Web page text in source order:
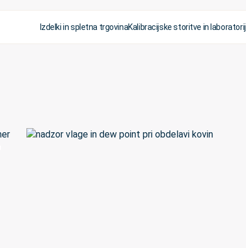
Izdelki in spletna trgovinaKalibracijske storitve in laboratorij